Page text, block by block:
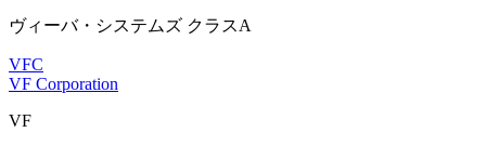
ヴィーバ・システムズ クラスA
VFC
VF Corporation
VF